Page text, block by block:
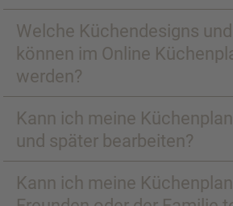
Welche Küchendesigns
können im Online
werden?
Kann ich meine
und später bearbeiten?
Kann ich meine